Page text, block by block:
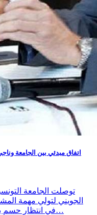
اتفاق مبدئي بين الجامعة
توصلت الجامعة
الجويني لتولي مهمة
في انتظار حسم بعض التفاصيل واستكمال الاتفاق بشكل…